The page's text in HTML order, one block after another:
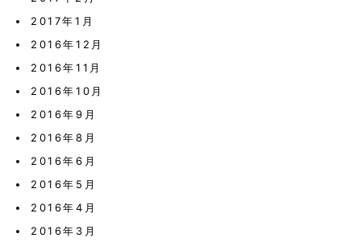
2017年1月
2016年12月
2016年11月
2016年10月
2016年9月
2016年8月
2016年6月
2016年5月
2016年4月
2016年3月